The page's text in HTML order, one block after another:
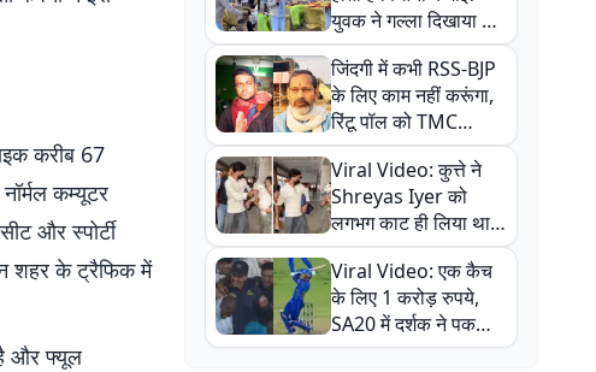
करीब 67
कम्यूटर
और स्पोर्टी
शहर के ट्रैफिक में
है और फ्यूल
युवक ने गल्ला दिखाया तो
नौकरी वालों के खड़े हो गए
कान
जिंदगी में कभी RSS-BJP
के लिए काम नहीं करूंगा,
रिंटू पॉल को TMC
ऑफिस में ले जाकर पीटा,
Video वायरल
Viral Video: कुत्ते ने
Shreyas Iyer को
लगभग काट ही लिया था,
न्यूजीलैंड सीरीज से पहले
बाल-बाल बचे
Viral Video: एक कैच
के लिए 1 करोड़ रुपये,
SA20 में दर्शक ने पकड़ा
एक हाथ से गजब का कैच